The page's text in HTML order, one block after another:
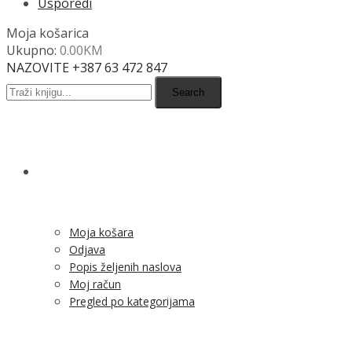
Moja košarica
Ukupno: 0.00KM
NAZOVITE +387 63 472 847
Search
Moja košara
Odjava
Popis željenih naslova
Moj račun
Pregled po kategorijama